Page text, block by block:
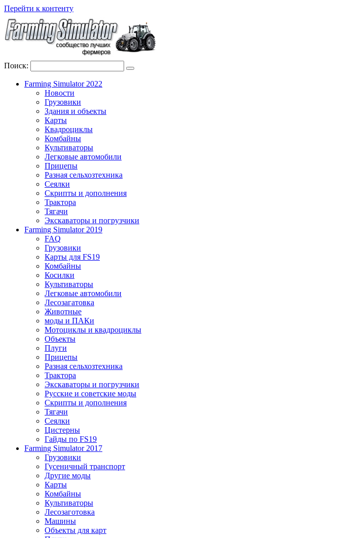
Перейти к контенту
Поиск:
Farming Simulator 2022
Новости
Грузовики
Здания и объекты
Карты
Квадроциклы
Комбайны
Культиваторы
Легковые автомобили
Прицепы
Разная сельхозтехника
Сеялки
Скрипты и дополнения
Трактора
Тягачи
Экскаваторы и погрузчики
Farming Simulator 2019
FAQ
Грузовики
Карты для FS19
Комбайны
Косилки
Культиваторы
Легковые автомобили
Лесозагатовка
Животные
моды и ПАКи
Мотоциклы и квадроциклы
Объекты
Плуги
Прицепы
Разная сельхозтехника
Трактора
Экскаваторы и погрузчики
Русские и советские моды
Скрипты и дополнения
Тягачи
Сеялки
Цистерны
Гайды по FS19
Farming Simulator 2017
Грузовики
Гусеничный транспорт
Другие моды
Карты
Комбайны
Культиваторы
Лесозаготовка
Машины
Объекты для карт